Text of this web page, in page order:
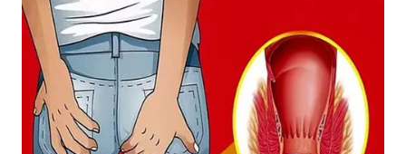
SERDANG
WN
TEBING
TINGGI
WN